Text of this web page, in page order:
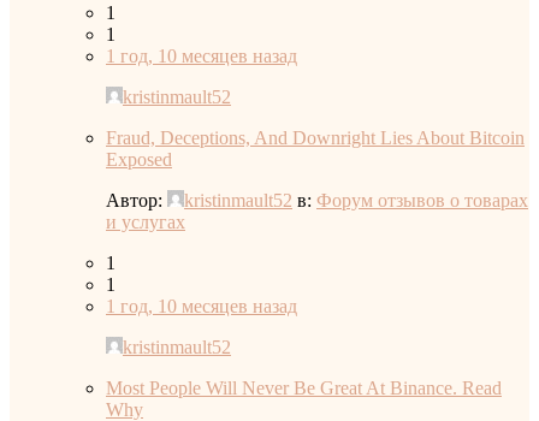
1
1
1 год, 10 месяцев назад
kristinmault52
Fraud, Deceptions, And Downright Lies About Bitcoin
Exposed
Автор:
kristinmault52 в: Форум отзывов о товарах
и услугах
1
1
1 год, 10 месяцев назад
kristinmault52
Most People Will Never Be Great At Binance. Read
Why